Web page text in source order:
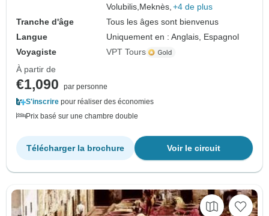
Volubilis, Meknès, +4 de plus
Tranche d'âge
Tous les âges sont bienvenus
Langue
Uniquement en : Anglais, Espagnol
Voyagiste
VPT Tours
À partir de
€1,090
par personne
S'inscrire pour réaliser des économies
Prix basé sur une chambre double
Voir le circuit
Télécharger la brochure